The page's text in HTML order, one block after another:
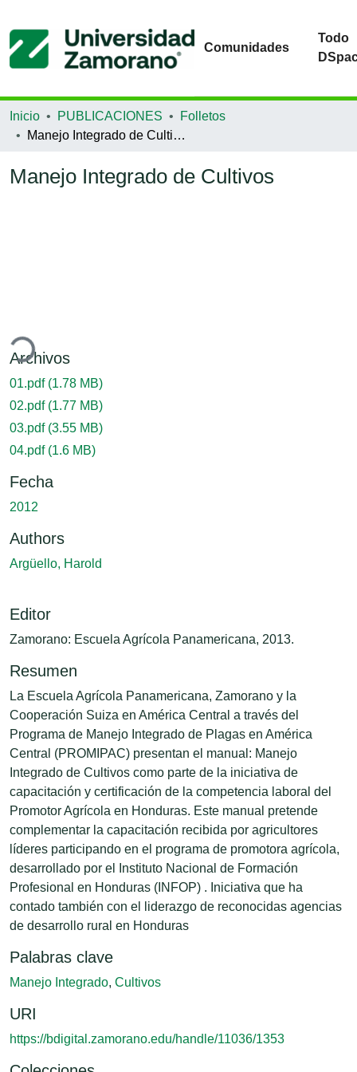
Comunidades
Todo
Inicio PUBLICACIONES
Folletos
Manejo Integrado de Cultivos
Manejo Integrado de Cultivos
Archivos
01.pdf (1.78 MB)
02.pdf (1.77 MB)
03.pdf (3.55 MB)
04.pdf (1.6 MB)
Fecha
2012
Authors
Argüello, Harold
Editor
Zamorano: Escuela Agrícola Panamericana, 2013.
Resumen
La Escuela Agrícola Panamericana, Zamorano y la
Cooperación Suiza en América Central a través del
Programa de Manejo Integrado de Plagas en América
Central (PROMIPAC) presentan el manual: Manejo
Integrado de Cultivos como parte de la iniciativa de
capacitación y certificación de la competencia laboral del
Promotor Agrícola en Honduras. Este manual pretende
complementar la capacitación recibida por agricultores
líderes participando en el programa de promotora agrícola,
desarrollado por el Instituto Nacional de Formación
Profesional en Honduras (INFOP) . Iniciativa que ha
contado también con el liderazgo de reconocidas agencias
de desarrollo rural en Honduras
Palabras clave
Manejo Integrado, Cultivos
URI
https://bdigital.zamorano.edu/handle/11036/1353